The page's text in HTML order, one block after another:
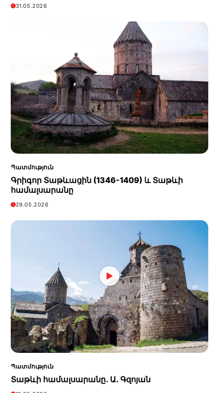
31.05.2026
Պատմություն
Գրիգոր Տաթևացին (1346-1409) և Տաթևի
համալսարանը
29.05.2026
Պատմություն
Տաթևի համալսարանը․ Ա․ Գզոյան